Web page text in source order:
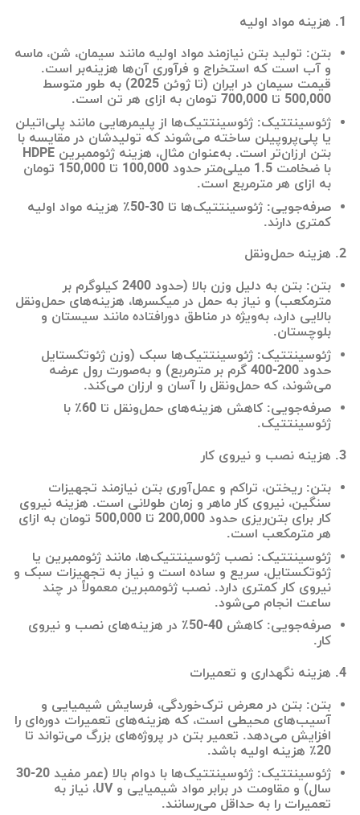
هزینه مواد اولیه
بتن: تولید بتن نیازمند مواد اولیه مانند سیمان، شن، ماسه
و آب است که استخراج و فرآوری آن‌ها هزینه‌بر است.
قیمت سیمان در ایران (تا ژوئن 2025) به طور متوسط
500,000 تا 700,000 تومان به ازای هر تن است.
ژئوسینتتیک: ژئوسینتتیک‌ها از پلیمرهایی مانند پلی‌اتیلن
یا پلی‌پروپیلن ساخته می‌شوند که تولیدشان در مقایسه با
بتن ارزان‌تر است. به‌عنوان مثال، هزینه ژئوممبرین HDPE
با ضخامت 1.5 میلی‌متر حدود 100,000 تا 150,000 تومان
به ازای هر مترمربع است.
صرفه‌جویی: ژئوسینتتیک‌ها تا 30-50٪ هزینه مواد اولیه
کمتری دارند.
هزینه حمل‌ونقل
بتن: بتن به دلیل وزن بالا (حدود 2400 کیلوگرم بر
مترمکعب) و نیاز به حمل در میکسرها، هزینه‌های حمل‌ونقل
بالایی دارد، به‌ویژه در مناطق دورافتاده مانند سیستان و
بلوچستان.
ژئوسینتتیک: ژئوسینتتیک‌ها سبک (وزن ژئوتکستایل
حدود 200-400 گرم بر مترمربع) و به‌صورت رول عرضه
می‌شوند، که حمل‌ونقل را آسان و ارزان می‌کند.
صرفه‌جویی: کاهش هزینه‌های حمل‌ونقل تا 60٪ با
ژئوسینتتیک.
هزینه نصب و نیروی کار
بتن: ریختن، تراکم و عمل‌آوری بتن نیازمند تجهیزات
سنگین، نیروی کار ماهر و زمان طولانی است. هزینه نیروی
کار برای بتن‌ریزی حدود 200,000 تا 500,000 تومان به ازای
هر مترمکعب است.
ژئوسینتتیک: نصب ژئوسینتتیک‌ها، مانند ژئوممبرین یا
ژئوتکستایل، سریع و ساده است و نیاز به تجهیزات سبک و
نیروی کار کمتری دارد. نصب ژئوممبرین معمولاً در چند
ساعت انجام می‌شود.
صرفه‌جویی: کاهش 40-50٪ در هزینه‌های نصب و نیروی
کار.
هزینه نگهداری و تعمیرات
بتن: بتن در معرض ترک‌خوردگی، فرسایش شیمیایی و
آسیب‌های محیطی است، که هزینه‌های تعمیرات دوره‌ای را
افزایش می‌دهد. تعمیر بتن در پروژه‌های بزرگ می‌تواند تا
20٪ هزینه اولیه باشد.
ژئوسینتتیک: ژئوسینتتیک‌ها با دوام بالا (عمر مفید 20-30
سال) و مقاومت در برابر مواد شیمیایی و UV، نیاز به
تعمیرات را به حداقل می‌رسانند.